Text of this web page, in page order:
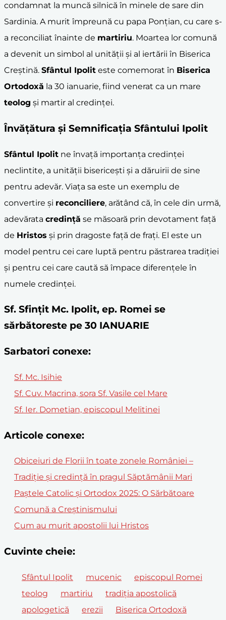
condamnat la muncă silnică în minele de sare din
Sardinia. A murit împreună cu papa Ponțian, cu care s-
a reconciliat înainte de martiriu. Moartea lor comună
a devenit un simbol al unității și al iertării în Biserica
Creștină. Sfântul Ipolit este comemorat în Biserica
Ortodoxă la 30 ianuarie, fiind venerat ca un mare
teolog și martir al credinței.
Învățătura și Semnificația Sfântului Ipolit
Sfântul Ipolit ne învață importanța credinței
neclintite, a unității bisericești și a dăruirii de sine
pentru adevăr. Viața sa este un exemplu de
convertire și reconciliere, arătând că, în cele din urmă,
adevărata credință se măsoară prin devotament față
de Hristos și prin dragoste față de frați. El este un
model pentru cei care luptă pentru păstrarea tradiției
și pentru cei care caută să împace diferențele în
numele credinței.
Sf. Sfințit Mc. Ipolit, ep. Romei se
sărbătoreste pe 30 IANUARIE
Sarbatori conexe:
Sf. Mc. Isihie
Sf. Cuv. Macrina, sora Sf. Vasile cel Mare
Sf. Ier. Dometian, episcopul Melitinei
Articole conexe:
Obiceiuri de Florii în toate zonele României –
Tradiție și credință în pragul Săptămânii Mari
Paștele Catolic și Ortodox 2025: O Sărbătoare
Comună a Creștinismului
Cum au murit apostolii lui Hristos
Cuvinte cheie:
Sfântul Ipolit mucenic
episcopul Romei
teolog
martiriu
tradiția apostolică
apologetică
erezii Biserica Ortodoxă